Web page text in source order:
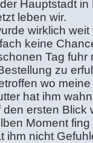
Hauptstadt
leben wir.
wirklich
keine
Tag fuhr
zu
wo
hat ihm
den ersten Blick
Moment
ihm nicht